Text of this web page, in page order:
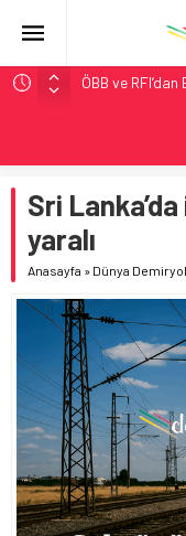
ÖBB ve
NS, Temmuz
Madrid
%33 Kapasite
Çekya
Düştü
Malezya
Sri
yaralı
Anasayfa » Dünya